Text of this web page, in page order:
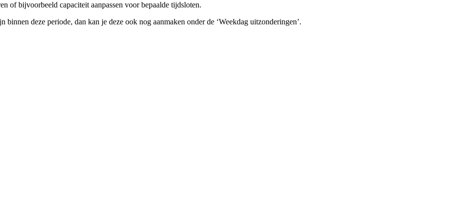
of bijvoorbeeld capaciteit aanpassen voor bepaalde tijdsloten.
deze periode, dan kan je deze ook nog aanmaken onder de ‘Weekdag uitzonderingen’.